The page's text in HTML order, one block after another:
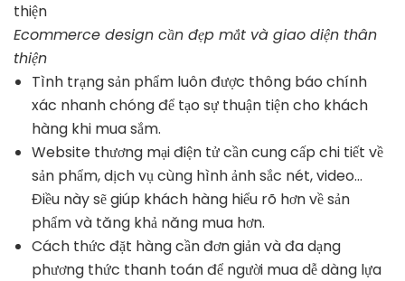
Ecommerce design cần đẹp mắt và giao diện thân
thiện
Tình trạng sản phẩm luôn được thông báo chính
xác nhanh chóng để tạo sự thuận tiện cho khách
hàng khi mua sắm.
Website thương mại điện tử cần cung cấp chi tiết về
sản phẩm, dịch vụ cùng hình ảnh sắc nét, video…
Điều này sẽ giúp khách hàng hiểu rõ hơn về sản
phẩm và tăng khả năng mua hơn.
Cách thức đặt hàng cần đơn giản và đa dạng
phương thức thanh toán để người mua dễ dàng lựa